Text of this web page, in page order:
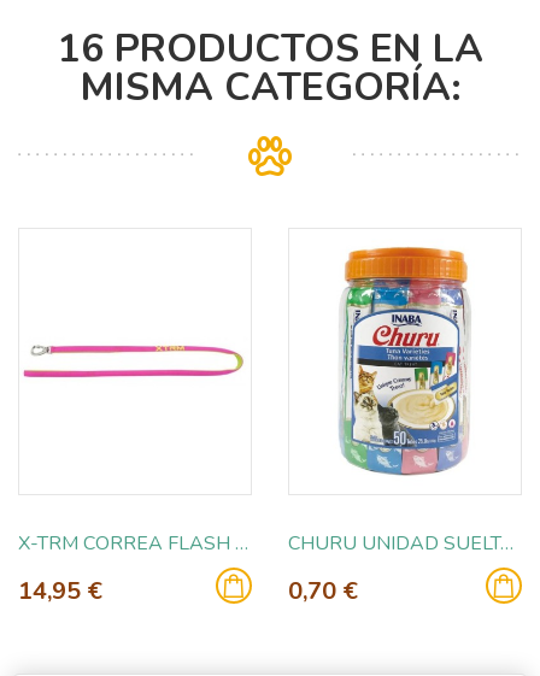
16 PRODUCTOS EN LA
MISMA CATEGORÍA:
X-TRM CORREA FLASH FUCSIA 120CM X 15MM
14,95 €
CHURU UNIDAD SUELTA ATUN
0,70 €